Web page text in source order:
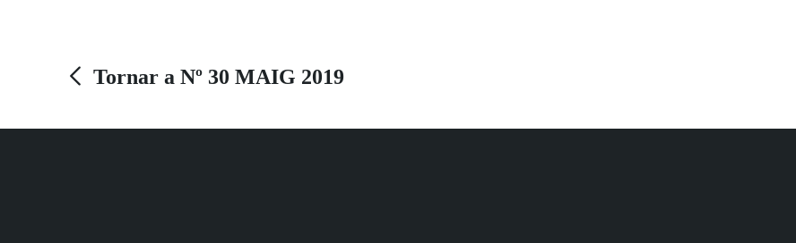
Tornar a Nº 30 MAIG 2019